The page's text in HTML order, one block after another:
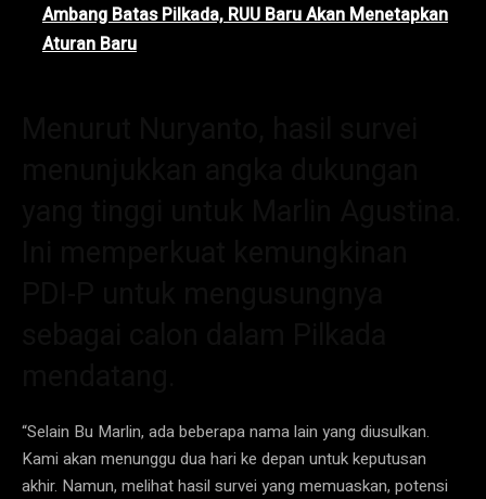
Ambang Batas Pilkada, RUU Baru Akan Menetapkan
Aturan Baru
“Selain Bu Marlin, ada beberapa nama lain yang diusulkan.
Kami akan menunggu dua hari ke depan untuk keputusan
akhir. Namun, melihat hasil survei yang memuaskan, potensi